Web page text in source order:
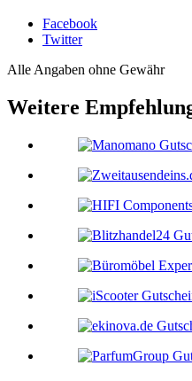
Facebook
Twitter
Alle Angaben ohne Gewähr
Weitere